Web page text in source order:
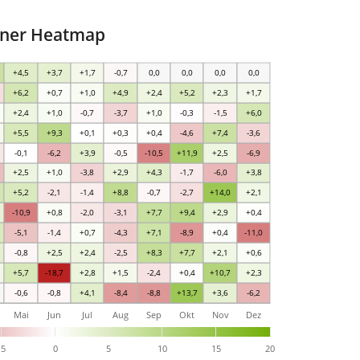
Heatmap
-0,6 -0,8 +4,1 -8,4 -8,8 +13,7 +3,6 -6,2
+5,7 -18,7 +2,8 +1,5 -2,4 +0,4 +10,7 +2,3
-0,8 +2,5 +2,4 -2,5 +8,3 +7,7 +2,1 +0,6
-5,1 -1,4 +0,7 -4,3 +7,1 -8,9 +0,4 -11,0
-10,9 +0,8 -2,0 -3,1 +7,7 +9,4 +2,9 +0,4
+5,2 -2,1 -1,4 +8,8 -0,7 -2,7 +14,0 +2,1
+2,5 +1,0 -3,8 +2,9 +4,3 -1,7 -6,0 +3,8
-0,1 -6,2 +3,9 -0,5 -10,5 +11,9 +2,5 -6,9
+5,5 +9,3 +0,1 +0,3 +0,4 -4,6 +7,4 -3,6
+2,4 +1,0 -0,7 -3,7 +1,0 -0,3 -1,5 +6,0
+6,2 +0,7 +1,0 +4,9 +2,4 +5,2 +2,3 +1,7
+4,5 +3,7 +1,7 -0,7 0,0 0,0 0,0 0,0
0 5 10 15 20
Mai Jun Jul Aug Sep Okt Nov Dez